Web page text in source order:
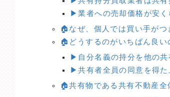
▶業者への売却価格が安く
🏠なぜ、個人では買い手が
🏠どうするのがいちばん良い
▶自分名義の持分を他の共
▶共有者全員の同意を得た
🏠共有物である共有不動産全